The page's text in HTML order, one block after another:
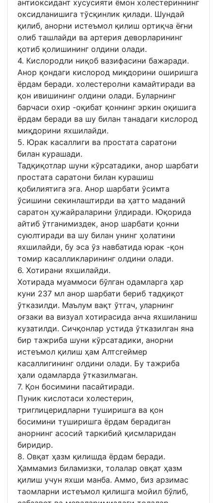
антиоксидант хусусияти ёмон холестериннинг
оксидланишига тўсқинлик қилади. Шундай
қилиб, анорни истеъмол қилиш ортиқча ёғни
олиб ташлайди ва артерия деворларининг
қотиб қолишининг олдини олади.
4. Кислородли ниқоб вазифасини бажаради.
Анор қондаги кислород миқдорини оширишга
ёрдам беради. холестеролни камайтиради ва
қон ивишининг олдини олади. Буларнинг
барчаси охир -оқибат қоннинг эркин оқишига
ёрдам беради ва шу билан танадаги кислород
миқдорини яхшилайди.
5. Юрак касаллиги ва простата саратони
билан курашади.
Тадқиқотлар шуни кўрсатадики, анор шарбати
простата саратони билан курашиш
қобилиятига эга. Анор шарбати ўсимта
ўсишини секинлаштирди ва ҳатто маданий
саратон ҳужайраларини ўлдиради. Юқорида
айтиб ўтганимиздек, анор шарбати қонни
суюлтиради ва шу билан унинг ҳолатини
яхшилайди, бу эса ўз навбатида юрак -қон
томир касалликларининг олдини олади.
6. Хотирани яхшилайди.
Хотирада муаммоси бўлган одамларга ҳар
куни 237 мл анор шарбати бериб тадқиқот
ўтказилди. Маълум вақт ўтгач, уларнинг
оғзаки ва визуал хотирасида анча яхшиланиш
кузатилди. Сичқонлар устида ўтказилган яна
бир тажриба шуни кўрсатадики, анорни
истеъмол қилиш ҳам Алтсгеймер
касаллигининг олдини олади. Бу тажриба
ҳали одамларда ўтказилмаган.
7. Қон босимини пасайтиради.
Пуник кислотаси холестерин,
триглицеридларни туширишга ва қон
босимини туширишга ёрдам берадиган
анорнинг асосий таркибий қисмларидан
биридир.
8. Овқат ҳазм қилишда ёрдам беради.
Ҳаммамиз биламизки, толалар овқат ҳазм
қилиш учун яхши манба. Аммо, биз арзимас
таомларни истеъмол қилишга мойил бўлиб,